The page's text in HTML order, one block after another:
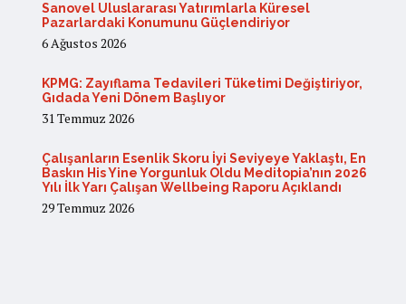
Sanovel Uluslararası Yatırımlarla Küresel
Pazarlardaki Konumunu Güçlendiriyor
6 Ağustos 2026
KPMG: Zayıflama Tedavileri Tüketimi Değiştiriyor,
Gıdada Yeni Dönem Başlıyor
31 Temmuz 2026
Çalışanların Esenlik Skoru İyi Seviyeye Yaklaştı, En
Baskın His Yine Yorgunluk Oldu Meditopia’nın 2026
Yılı İlk Yarı Çalışan Wellbeing Raporu Açıklandı
29 Temmuz 2026